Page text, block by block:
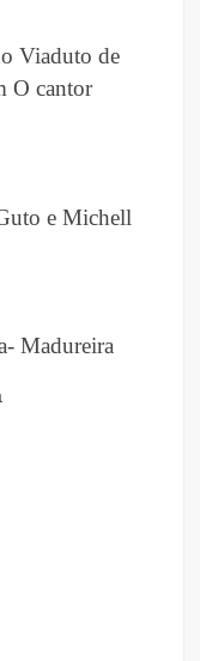
Viaduto de
O cantor
e Michell
Madureira